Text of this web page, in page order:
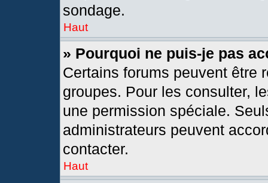
sondage.
Haut
» Pourquoi ne puis-je pas
Certains forums peuvent être
groupes. Pour les consulter,
une permission spéciale.
administrateurs peuvent
contacter.
Haut